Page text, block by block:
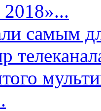
2018»...
самым